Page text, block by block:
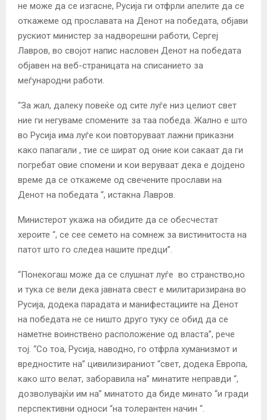
не може да се изгасне, Русија ги отфрли апелите да се
откажеме од прославата на Денот на победата, објави
рускиот министер за надворешни работи, Сергеј
Лавров, во својот напис насловен Денот на победата
објавен на веб-страницата на списанието за
меѓународни работи.
“За жал, далеку повеќе од сите луѓе низ целиот свет
ние ги негуваме спомените за таа победа. Жално е што
во Русија има луѓе кои повторуваат лажни приказни
како папагали , тие се шират од оние кои сакаат да ги
погребат овие спомени и кои веруваат дека е дојдено
време да се откажеме од свечените прослави на
Денот на победата “, истакна Лавров.
Министерот укажа на обидите да се обесчестат
хероите “, се сее семето на сомнеж за вистинитоста на
патот што го следеа нашите предци”.
“Понекогаш може да се слушнат луѓе во странство,но
и тука се вели дека јавната свест е милитаризирана во
Русија, додека парадата и манифестациите на Денот
на победата не се ништо друго туку се обид да се
наметне воинствено расположение од власта”, рече
тој. “Со тоа, Русија, наводно, го отфрла хуманизмот и
вредностите на” цивилизираниот “свет, додека Европа,
како што велат, заборавила на” минатите неправди “,
дозволувајќи им на” минатото да биде минато “и гради
перспективни односи “на толерантен начин “.